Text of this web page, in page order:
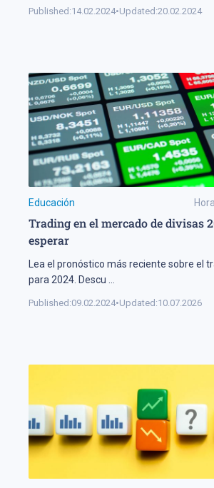
Published:14.02.2024•Updated:20.02.2024
Educación
Trading en el mercado de divisas
esperar
Lea el pronóstico más reciente sobre el
para 2024. Descu ...
Published:09.02.2024•Updated:10.07.2026